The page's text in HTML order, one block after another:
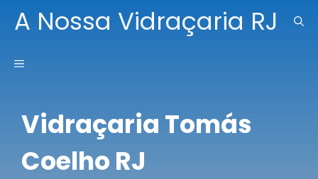
Pular
para
conteúdo
A Nossa Vidraçaria RJ
MENU
Vidraçaria Tomás
Coelho RJ